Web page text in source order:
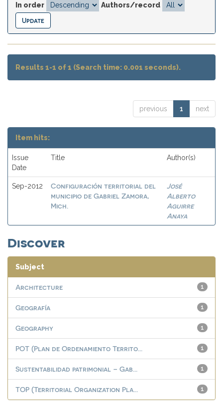
In order
Authors/record
Results 1-1 of 1 (Search time: 0.001 seconds).
previous 1 next
Item hits:
Issue
Date
Title Author(s)
Sep-2012
Configuración territorial del
municipio de Gabriel Zamora,
Mich.
José
Alberto
Aguirre
Anaya
Discover
Subject
1
Architecture
1
Geografía
1
Geography
1
POT (Plan de Ordenamiento Territo...
1
Sustentabilidad patrimonial – Gab...
1
TOP (Territorial Organization Pla...